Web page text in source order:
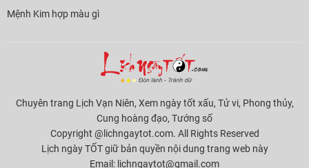
Mệnh Kim hợp màu gì
Chuyên trang Lịch Vạn Niên, Xem ngày tốt xấu, Tử vi, Phong thủy,
Cung hoàng đạo, Tướng số
Copyright @lichngaytot.com. All Rights Reserved
Lịch ngày TỐT giữ bản quyền nội dung trang web này
Email: lichngaytot@gmail.com